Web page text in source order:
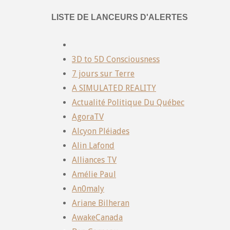
LISTE DE LANCEURS D'ALERTES
3D to 5D Consciousness
7 jours sur Terre
A SIMULATED REALITY
Actualité Politique Du Québec
AgoraTV
Alcyon Pléiades
Alin Lafond
Alliances TV
Amélie Paul
An0maly
Ariane Bilheran
AwakeCanada